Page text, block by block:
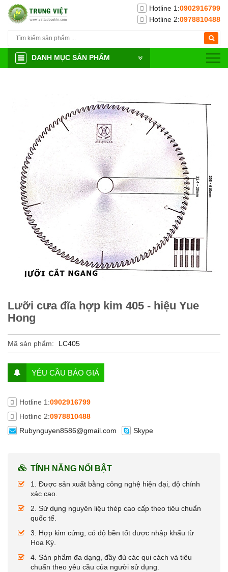
Hotline 1:0902916799
Hotline 2:0978810488
DANH MỤC SẢN PHẨM
Lưỡi cưa đĩa hợp kim 405 - hiệu Yue
Hong
Mã sản phẩm: LC405
YÊU CẦU BÁO GIÁ
Hotline 1:0902916799
Hotline 2:0978810488
Rubynguyen8586@gmail.com
Skype
TÍNH NĂNG NỔI BẬT
1. Được sản xuất bằng công nghệ hiện đại, độ chính
xác cao.
2. Sử dụng nguyên liệu thép cao cấp theo tiêu chuẩn
quốc tế.
3. Hợp kim cứng, có độ bền tốt được nhập khẩu từ
Hoa Kỳ.
4. Sản phẩm đa dạng, đầy đủ các qui cách và tiêu
chuẩn theo yêu cầu của người sử dụng.